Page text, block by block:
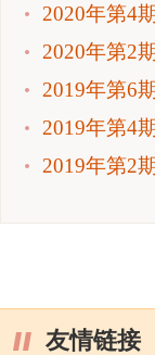
2020年第4
2020年第2
2019年第6
2019年第4
2019年第2
友情链接